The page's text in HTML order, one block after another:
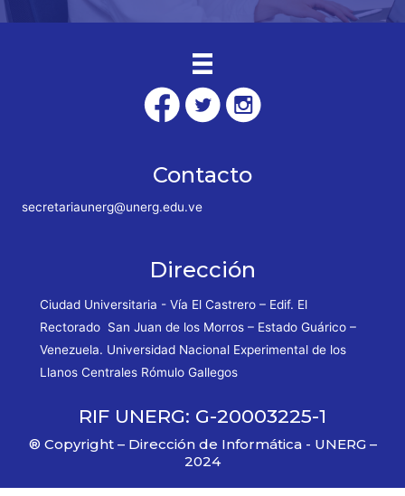
Contacto
secretariaunerg@unerg.edu.ve
Dirección
Ciudad Universitaria - Vía El Castrero – Edif. El
Rectorado San Juan de los Morros – Estado Guárico –
Venezuela. Universidad Nacional Experimental de los
Llanos Centrales Rómulo Gallegos
RIF UNERG: G-20003225-1
® Copyright – Dirección de Informática - UNERG –
2024